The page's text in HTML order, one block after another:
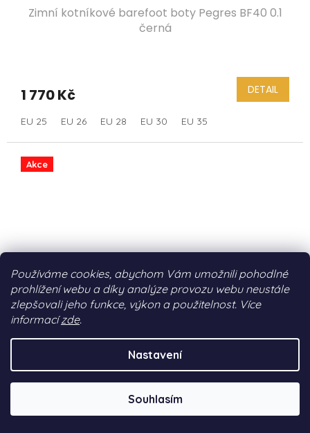
Používáme cookies, abychom Vám umožnili pohodlné
prohlížení webu a díky analýze provozu webu neustále
zlepšovali jeho funkce, výkon a použitelnost. Více
informacízde.
Nastavení
Souhlasím
Zimní kotníkové barefoot boty Pegres BF40 0.1
černá
1 770 Kč DETAIL
EU 25 EU 26 EU 28 EU 30 EU 35
Akce
Dětské barefoot boty s membránou Reima Loikkii